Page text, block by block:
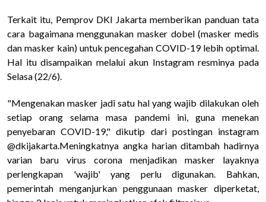
Terkait itu, Pemprov DKI Jakarta memberikan panduan tata
cara bagaimana menggunakan masker dobel (masker medis
dan masker kain) untuk pencegahan COVID-19 lebih optimal.
Hal itu disampaikan melalui akun Instagram resminya pada
Selasa (22/6).
"Mengenakan masker jadi satu hal yang wajib dilakukan oleh
setiap orang selama masa pandemi ini, guna menekan
penyebaran COVID-19," dikutip dari postingan instagram
@dkijakarta.Meningkatnya angka harian ditambah hadirnya
varian baru virus corona menjadikan masker layaknya
perlengkapan 'wajib' yang perlu digunakan. Bahkan,
pemerintah menganjurkan penggunaan masker diperketat,